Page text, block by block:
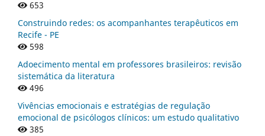
653
Construindo redes: os acompanhantes terapêuticos em
Recife - PE
598
Adoecimento mental em professores brasileiros: revisão
sistemática da literatura
496
Vivências emocionais e estratégias de regulação
emocional de psicólogos clínicos: um estudo qualitativo
385